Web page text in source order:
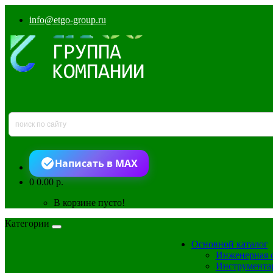
info@etgo-group.ru
Написать в MAX
00.00 р.
В корзине пусто!
Категории
Основной каталог
Инженерная